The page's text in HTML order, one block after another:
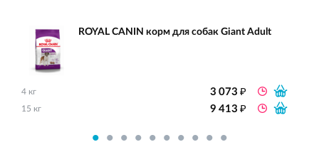
ROYAL CANIN корм для собак Giant Adult
4 кг 3 073₽
15 кг 9 413₽